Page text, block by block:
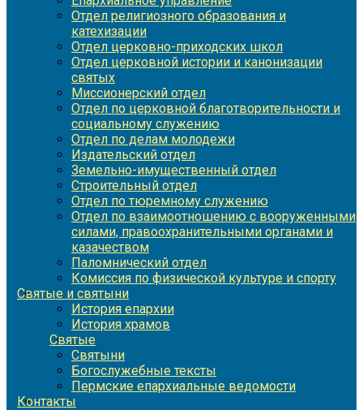
Отдел религиозного образования и
катехизации
Отдел церковно-приходских школ
Отдел церковной истории и канонизации
святых
Миссионерский отдел
Отдел по церковной благотворительности и
социальному служению
Отдел по делам молодежи
Издательский отдел
Земельно-имущественный отдел
Строительный отдел
Отдел по тюремному служению
Отдел по взаимоотношению с вооруженными
силами, правоохранительными органами и
казачеством
Паломнический отдел
Комиссия по физической культуре и спорту
Святые и святыни
История епархии
История храмов
Святые
Святыни
Богослужебные тексты
Пермские епархиальные ведомости
Контакты